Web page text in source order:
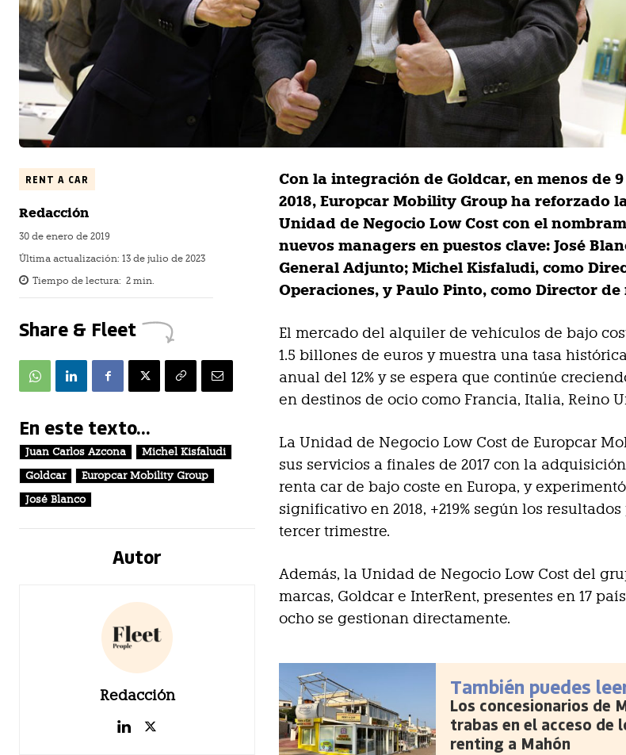
RENT A CAR
Redacción
30 de enero de 2019
Última actualización: 13 de julio de 2023
Tiempo de lectura: 2 min.
Share & Fleet
En este texto...
Juan Carlos Azcona
Michel Kisfaludi
Goldcar
Europcar Mobility Group
José Blanco
Autor
Redacción
Con la integración de Goldcar, en menos de
2018, Europcar Mobility Group ha reforzado
Unidad de Negocio Low Cost con el
nuevos managers en puestos clave:José
General Adjunto;Michel Kisfaludi, como
Operaciones, yPaulo Pinto, como Director
El mercado del alquiler de vehículos de bajo
1.5 billones de euros y muestra una tasa
anual del 12% y se espera que continúe
en destinos de ocio como Francia, Italia, Reino
La Unidad de Negocio Low Cost de Europcar
sus servicios a finales de 2017 con la
renta car de bajo coste en Europa, y
significativo en 2018, +219% según los
tercer trimestre.
Además, la Unidad de Negocio Low Cost del
marcas, Goldcar e InterRent, presentes en 17
ocho se gestionan directamente.
También puedes
Los concesionarios de
trabas en el acceso de
renting a Mahón